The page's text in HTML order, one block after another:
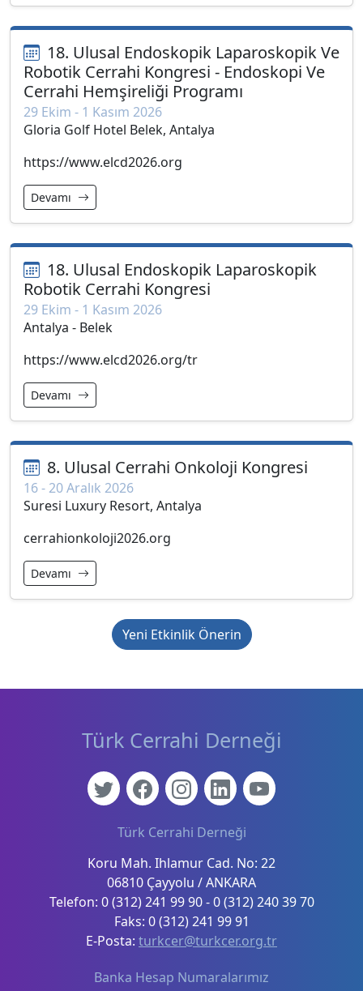
18. Ulusal Endoskopik Laparoskopik Ve
Robotik Cerrahi Kongresi - Endoskopi Ve
Cerrahi Hemşireliği Programı
29 Ekim - 1 Kasım 2026
Gloria Golf Hotel Belek, Antalya
https://www.elcd2026.org
Devamı
18. Ulusal Endoskopik Laparoskopik
Robotik Cerrahi Kongresi
29 Ekim - 1 Kasım 2026
Antalya - Belek
https://www.elcd2026.org/tr
Devamı
8. Ulusal Cerrahi Onkoloji Kongresi
16 - 20 Aralık 2026
Suresi Luxury Resort, Antalya
cerrahionkoloji2026.org
Devamı
Yeni Etkinlik Önerin
Türk Cerrahi Derneği
Koru Mah. Ihlamur Cad. No: 22
06810 Çayyolu / ANKARA
Telefon: 0 (312) 241 99 90 - 0 (312) 240 39 70
Faks: 0 (312) 241 99 91
E-Posta: turkcer@turkcer.org.tr
Türk Cerrahi Derneği
Banka Hesap Numaralarımız